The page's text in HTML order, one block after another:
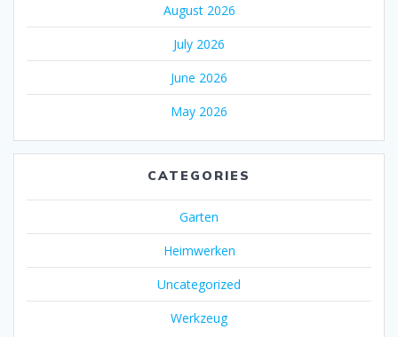
August 2026
July 2026
June 2026
May 2026
CATEGORIES
Garten
Heimwerken
Uncategorized
Werkzeug